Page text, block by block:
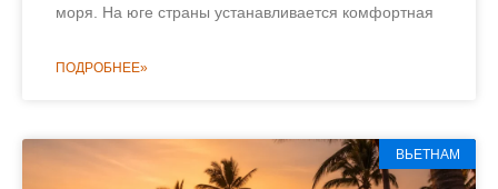
моря. На юге страны устанавливается комфортная
ПОДРОБНЕЕ»
ВЬЕТНАМ